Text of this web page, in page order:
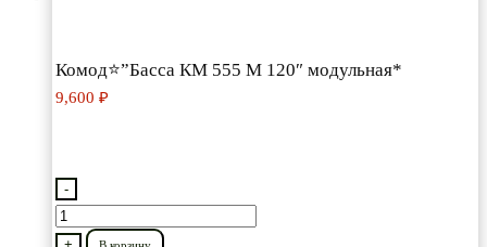
Комод⭐”Басса КМ 555 М 120″ модульная*
9,600 ₽
-
Количество
товара